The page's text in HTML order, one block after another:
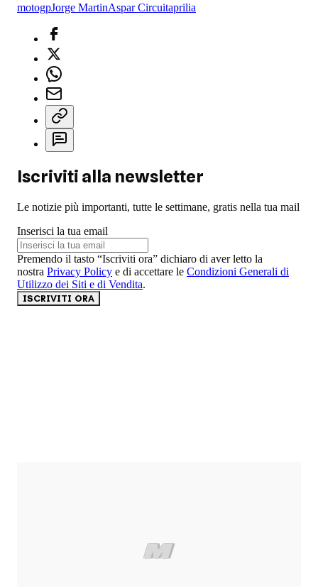
motogpJorge MartinAspar Circuitaprilia
Iscriviti alla newsletter
Le notizie più importanti, tutte le settimane, gratis nella tua mail
Inserisci la tua email
Premendo il tasto “Iscriviti ora” dichiaro di aver letto la
nostra Privacy Policy e di accettare le Condizioni Generali di
Utilizzo dei Siti e di Vendita.
ISCRIVITI ORA